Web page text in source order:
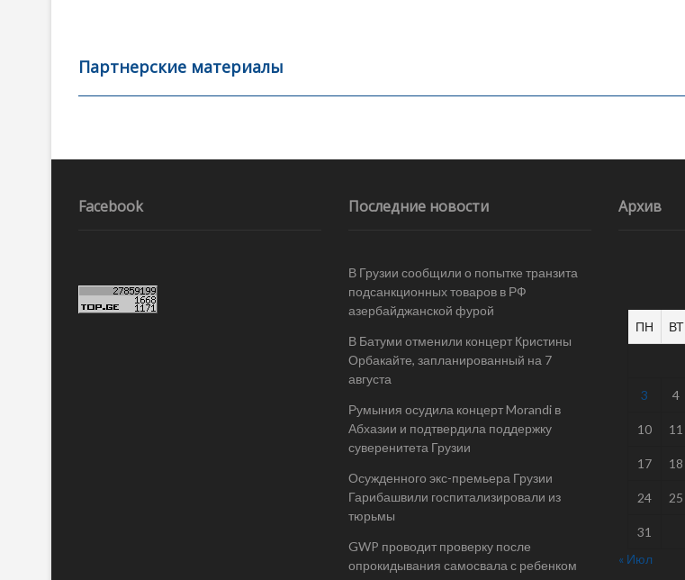
b
o
k
er l
а
в
ть
Партнерские материалы
Навигация
записям
Facebook Последние новости
В Грузии сообщили о попытке транзита
подсанкционных товаров в РФ
азербайджанской фурой
В Батуми отменили концерт Кристины
Орбакайте, запланированный на 7
августа
Румыния осудила концерт Morandi в
Абхазии и подтвердила поддержку
суверенитета Грузии
Осужденного экс-премьера Грузии
Гарибашвили госпитализировали из
тюрьмы
GWP проводит проверку после
опрокидывания самосвала с ребенком
Архив
ПН ВТ
3 4
10 11
17 18
24 25
31
« Июл